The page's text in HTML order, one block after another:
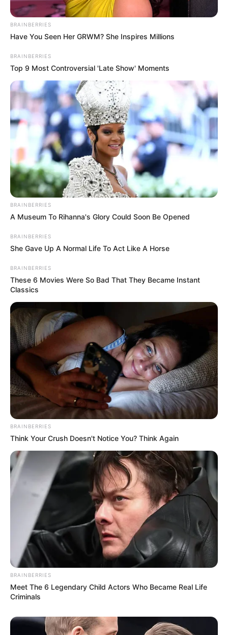
BRAINBERRIES
Have You Seen Her GRWM? She Inspires Millions
BRAINBERRIES
Top 9 Most Controversial 'Late Show' Moments
BRAINBERRIES
A Museum To Rihanna's Glory Could Soon Be Opened
BRAINBERRIES
She Gave Up A Normal Life To Act Like A Horse
BRAINBERRIES
These 6 Movies Were So Bad That They Became Instant
Classics
BRAINBERRIES
Think Your Crush Doesn't Notice You? Think Again
BRAINBERRIES
Meet The 6 Legendary Child Actors Who Became Real Life
Criminals